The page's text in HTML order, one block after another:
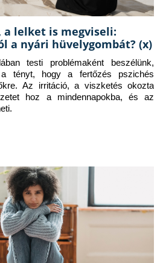
a lelket is megviseli:
a nyári hüvelygombát? (x)
testi problémaként beszélünk,
tényt, hogy a fertőzés pszichés
Az irritáció, a viszketés okozta
hoz a mindennapokba, és az